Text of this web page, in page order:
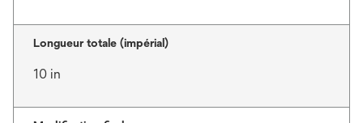
Longueur totale (impérial)
10 in